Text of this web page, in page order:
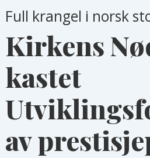
Full krangel i norsk
Kirkens
kastet
av